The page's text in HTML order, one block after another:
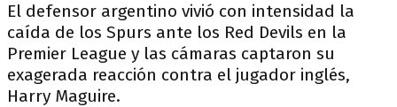
El defensor argentino vivió con intensidad la
caída de los Spurs ante los Red Devils en la
Premier League y las cámaras captaron su
exagerada reacción contra el jugador inglés,
Harry Maguire.